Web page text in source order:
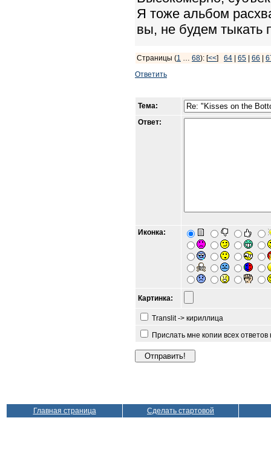
Я тоже альбом
вы, не будем тыкать
Страницы (1 … 68): [<<] 64 65 66
Ответить
Тема:
Ответ:
Иконка:
Картинка:
Translit -> кириллица
Прислать мне копии всех
Главная страница Сделать стартовой